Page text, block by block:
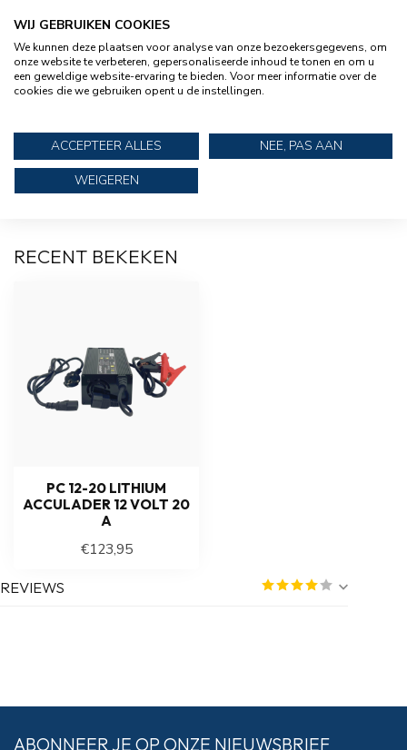
LANDPORT
Landport SMART Lithium accu
LFP V12-100BT LiFePo4 12 volt
100 Ah 1280 Wh
€509,95
LANDPORT
Landport LFP V12-75 12 volt
960 Wh Lithium LiFePo4 accu
€599,95
RECENT BEKEKEN
PC 12-20 LITHIUM
ACCULADER 12 VOLT 20
A
€123,95
REVIEWS
ABONNEER JE OP ONZE NIEUWSBRIEF
WIJ GEBRUIKEN COOKIES
We kunnen deze plaatsen voor analyse van onze bezoekersgegevens, om
onze website te verbeteren, gepersonaliseerde inhoud te tonen en om u
een geweldige website-ervaring te bieden. Voor meer informatie over de
cookies die we gebruiken opent u de instellingen.
ACCEPTEER ALLES
NEE, PAS AAN
WEIGEREN